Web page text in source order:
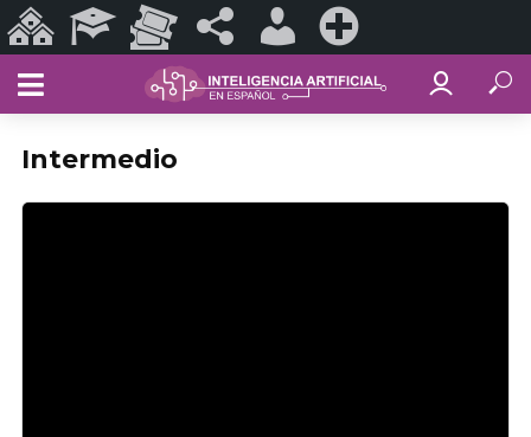
Intermedio
Sitios
de
ConoSurTech
Programas
Educativos
Eventos
y
Espectáculos
#ConoSurTech
en
redes
Iniciar
sesión